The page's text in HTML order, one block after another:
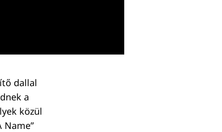
dallal
a
közül
Name”